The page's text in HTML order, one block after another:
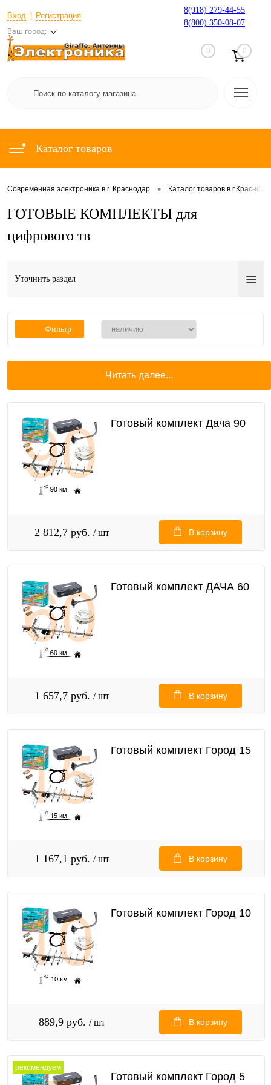
Вход Регистрация
Ваш город:
8(918) 279-44-55
8(800) 350-08-07
0 0
Каталог товаров
Современная электроника в г. Краснодар • Каталог товаров в
ГОТОВЫЕ КОМПЛЕКТЫ для
цифрового тв
Уточнить раздел
Фильтр
Читать далее...
Готовый комплект Дача 90
2 812,7 руб. / шт В корзину
Готовый комплект ДАЧА 60
1 657,7 руб. / шт В корзину
Готовый комплект Город 15
1 167,1 руб. / шт В корзину
Готовый комплект Город 10
889,9 руб. / шт В корзину
рекомендуем
Готовый комплект Город 5